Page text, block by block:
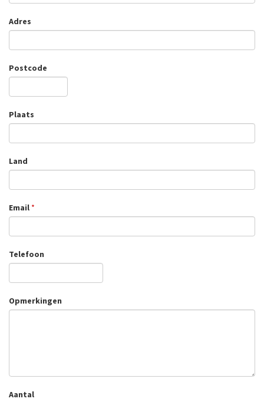
Adres
Postcode
Plaats
Land
Email *
Telefoon
Opmerkingen
Aantal